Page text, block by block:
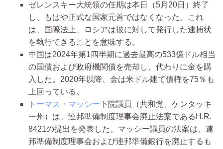
ゼレンスキー大統領の任期は本日（5月20日）終了
し、もはや正式な国家元首ではなくなった。これ
は、国際法上、ロシアは彼に対して発行した逮捕状
を執行できることを意味する。
中国は2024年第1四半期に過去最高の533億ドル相当
の国債および政府機関債を売却し、代わりに金を購
入した。2020年以降、金は米ドル建て債権を75％も
上回っている。
トーマス・マッシー下院議員（共和党、ケンタッキ
ー州）は、連邦準備制度理事会廃止法案であるH.R.
8421の提出を発表した。マッシー議員の法案は、連
邦準備制度理事会および連邦準備銀行を廃止するも